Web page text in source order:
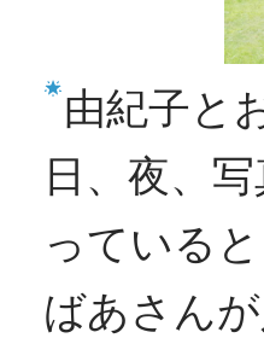
由紀子と
日、夜、
っている
ばあさん